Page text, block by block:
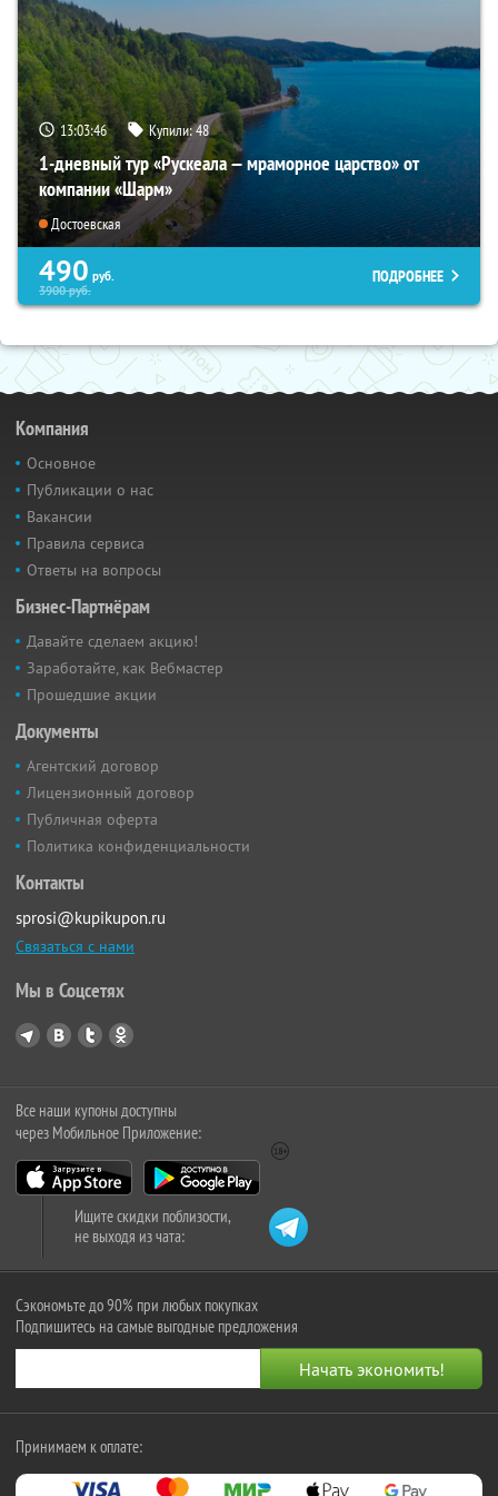
13:03:44 Купили:48
1-дневный тур «Рускеала — мраморное царство» от
компании «Шарм»
Достоевская
490 руб.
3900руб.
ПОДРОБНЕЕ
Компания
Основное
Публикации о нас
Вакансии
Правила сервиса
Ответы на вопросы
Бизнес-Партнёрам
Давайте сделаем акцию!
Заработайте, как Вебмастер
Прошедшие акции
Документы
Агентский договор
Лицензионный договор
Публичная оферта
Политика конфиденциальности
Контакты
sprosi@kupikupon.ru
Связаться с нами
Мы в Соцсетях
Все наши купоны доступны
через Мобильное Приложение:
Ищите скидки поблизости,
не выходя из чата:
Сэкономьте до 90% при любых покупках
Подпишитесь на самые выгодные предложения
Принимаем к оплате: